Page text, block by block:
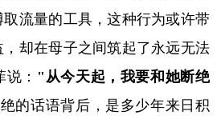
流量的工具，这种行为或许带
却在母子之间筑起了永远无法
： " 从今天起，我要和她断绝
的话语背后，是多少年来日积